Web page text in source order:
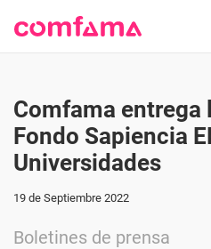
Comfama entrega
Fondo Sapiencia
Universidades
19 de Septiembre 2022
Boletines de prensa